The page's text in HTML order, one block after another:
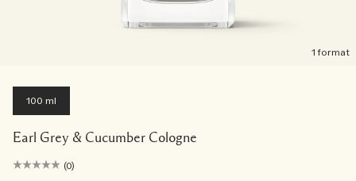
1 format
100 ml
Earl Grey & Cucumber Cologne
(0)